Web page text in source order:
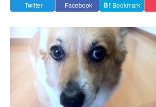
Twitter Facebook Ｂ! Bookmark